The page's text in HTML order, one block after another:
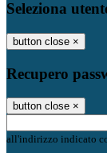
Seleziona
button close ×
Recupero
button close ×
all'indirizzo indicato